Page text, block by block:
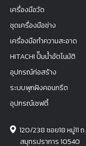
เครื่องมือวัด
ชุดเครื่องมือช่าง
เครื่องมือทำความสะอาด
HITACHI ปั๊มน้ำอัตโนมัติ
อุปกรณ์ก่อสร้าง
ระบบพุกฝังคอนกรีต
อุปกรณ์เซฟตี้
120/238 ซอย18 หมู่11
สมุทรปราการ 10540